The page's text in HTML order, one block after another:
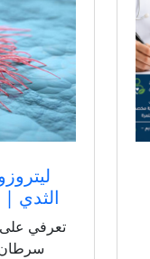
الثدي |
سرطان